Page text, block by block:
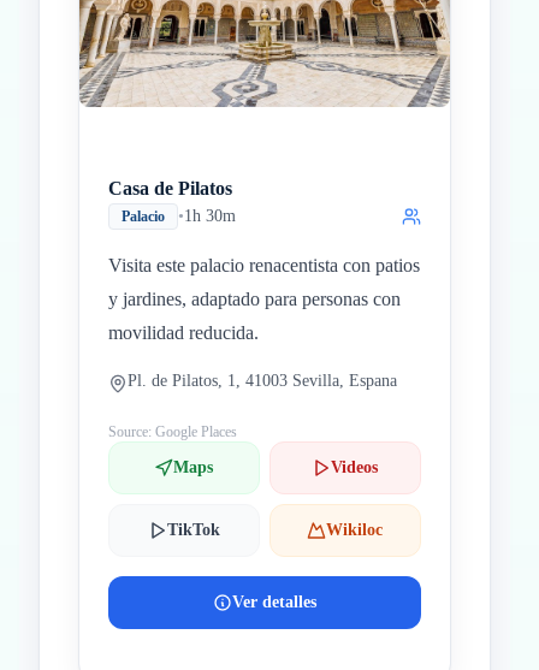
Casa de Pilatos
Palacio •1h 30m
Visita este palacio renacentista con patios
y jardines, adaptado para personas con
movilidad reducida.
Pl. de Pilatos, 1, 41003 Sevilla, Espana
Source: Google Places
Maps Videos
TikTok Wikiloc
Ver detalles